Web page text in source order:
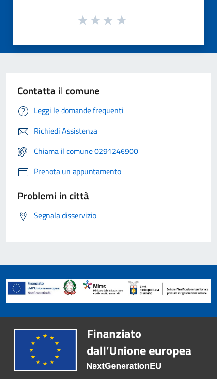
Contatta il comune
Leggi le domande frequenti
Richiedi Assistenza
Chiama il comune 0291246900
Prenota un appuntamento
Problemi in città
Segnala disservizio